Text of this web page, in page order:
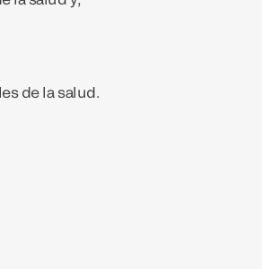
de la salud.